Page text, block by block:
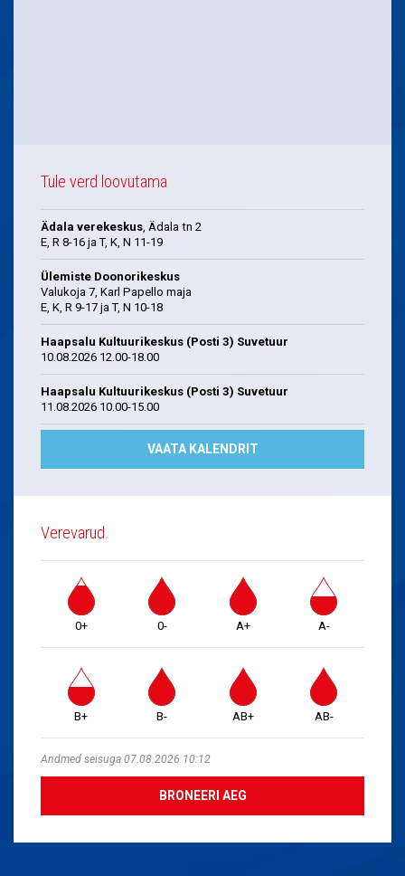
Tule verd loovutama
Ädala verekeskus , Ädala tn 2
E, R 8-16 ja T, K, N 11-19
Ülemiste Doonorikeskus
Valukoja 7, Karl Papello maja
E, K, R 9-17 ja T, N 10-18
Haapsalu Kultuurikeskus (Posti 3) Suvetuur
10.08.2026 12.00-18.00
Haapsalu Kultuurikeskus (Posti 3) Suvetuur
11.08.2026 10.00-15.00
VAATA KALENDRIT
Verevarud
0+ 0- A+ A-
B+ B- AB+ AB-
Andmed seisuga 07.08.2026 10:12
BRONEERI AEG